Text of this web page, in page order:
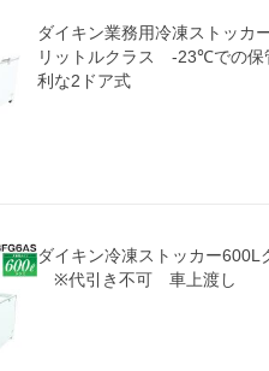
ダイキン業務用冷凍ストッ
リットルクラス -23℃での
利な2ドア式
ダイキン冷凍ストッカー
※代引き不可 車上渡し